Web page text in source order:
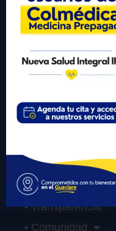
Visitante #
432542
• Inicio
• Servicios
• Participa
• Transparencia
• Comunidad